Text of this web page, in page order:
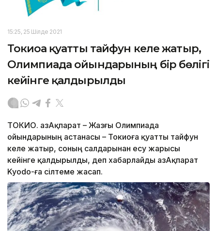
15:25, 25 Шілде 2021
Токиоға қуатты тайфун келе жатыр,
Олимпиада ойындарының бір бөлігі
кейінге қалдырылды
ТОКИО. ҚазАқпарат – Жазғы Олимпиада
ойындарының астанасы – Токиоға қуатты тайфун
келе жатыр, соның салдарынан есу жарысы
кейінге қалдырылды, деп хабарлайды ҚазАқпарат
Kyodo-ға сілтеме жасап.